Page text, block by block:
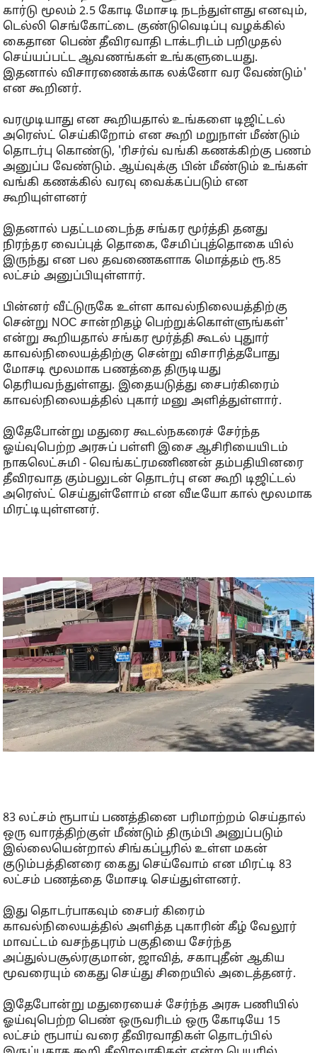
கார்டு மூலம் 2.5 கோடி மோசடி நடந்துள்ளது எனவும்,
டெல்லி செங்கோட்டை குண்டுவெடிப்பு வழக்கில்
கைதான பெண் தீவிரவாதி டாக்டரிடம் பறிமுதல்
செய்யப்பட்ட ஆவணங்கள் உங்களுடையது.
இதனால் விசாரணைக்காக லக்னோ வர வேண்டும்'
என கூறினர்.
வரமுடியாது என கூறியதால் உங்களை டிஜிட்டல்
அரெஸ்ட் செய்கிறோம் என கூறி மறுநாள் மீண்டும்
தொடர்பு கொண்டு, 'ரிசர்வ் வங்கி கணக்கிற்கு பணம்
அனுப்ப வேண்டும். ஆய்வுக்கு பின் மீண்டும் உங்கள்
வங்கி கணக்கில் வரவு வைக்கப்படும் என
கூறியுள்ளனர்
இதனால் பதட்டமடைந்த சங்கர மூர்த்தி தனது
நிரந்தர வைப்புத் தொகை, சேமிப்புத்தொகை யில்
இருந்து என பல தவணைகளாக மொத்தம் ரூ.85
லட்சம் அனுப்பியுள்ளார்.
பின்னர் வீட்டுருகே உள்ள காவல்நிலையத்திற்கு
சென்று NOC சான்றிதழ் பெற்றுக்கொள்ளுங்கள்'
என்று கூறியதால் சங்கர மூர்த்தி கூடல் புதுார்
காவல்நிலையத்திற்கு சென்று விசாரித்தபோது
மோசடி மூலமாக பணத்தை திருடியது
தெரியவந்துள்ளது. இதையடுத்து சைபர்கிரைம்
காவல்நிலையத்தில் புகார் மனு அளித்துள்ளார்.
இதேபோன்று மதுரை கூடல்நகரைச் சேர்ந்த
ஓய்வுபெற்ற அரசுப் பள்ளி இசை ஆசிரியையிடம்
நாகலெட்சுமி - வெங்கட்ரமணிணன் தம்பதியினரை
தீவிரவாத கும்பலுடன் தொடர்பு என கூறி டிஜிட்டல்
அரெஸ்ட் செய்துள்ளோம் என வீடீயோ கால் மூலமாக
மிரட்டியுள்ளனர்.
83 லட்சம் ரூபாய் பணத்தினை பரிமாற்றம் செய்தால்
ஒரு வாரத்திற்குள் மீண்டும் திரும்பி அனுப்படும்
இல்லையென்றால் சிங்கப்பூரில் உள்ள மகன்
குடும்பத்தினரை கைது செய்வோம் என மிரட்டி 83
லட்சம் பணத்தை மோசடி செய்துள்ளனர்.
இது தொடர்பாகவும் சைபர் கிரைம்
காவல்நிலையத்தில் அளித்த புகாரின் கீழ் வேலூர்
மாவட்டம் வசந்தபுரம் பகுதியை சேர்ந்த
அப்துல்பசூல்ரகுமான், ஜாவித், சகாபுதீன் ஆகிய
மூவரையும் கைது செய்து சிறையில் அடைத்தனர்.
இதேபோன்று மதுரையைச் சேர்ந்த அரசு பணியில்
ஓய்வுபெற்ற பெண் ஒருவரிடம் ஒரு கோடியே 15
லட்சம் ரூபாய் வரை தீவிரவாதிகள் தொடர்பில்